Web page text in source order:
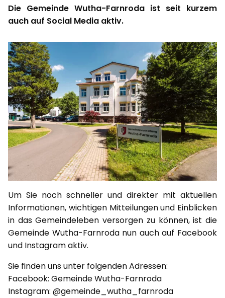
Die Gemeinde Wutha-Farnroda ist seit kurzem
auch auf Social Media aktiv.
Um Sie noch schneller und direkter mit aktuellen
Informationen, wichtigen Mitteilungen und Einblicken
in das Gemeindeleben versorgen zu können, ist die
Gemeinde Wutha-Farnroda nun auch auf Facebook
und Instagram aktiv.
Sie finden uns unter folgenden Adressen:
Facebook: Gemeinde Wutha-Farnroda
Instagram: @gemeinde_wutha_farnroda